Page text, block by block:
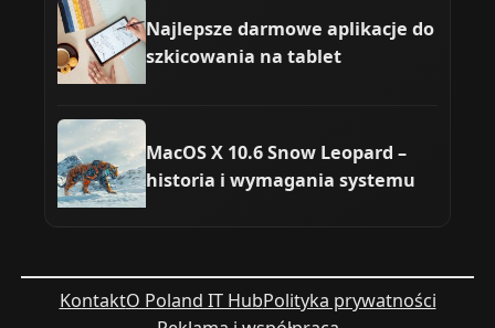
Najlepsze darmowe aplikacje do
szkicowania na tablet
MacOS X 10.6 Snow Leopard –
historia i wymagania systemu
KontaktO Poland IT HubPolityka prywatności